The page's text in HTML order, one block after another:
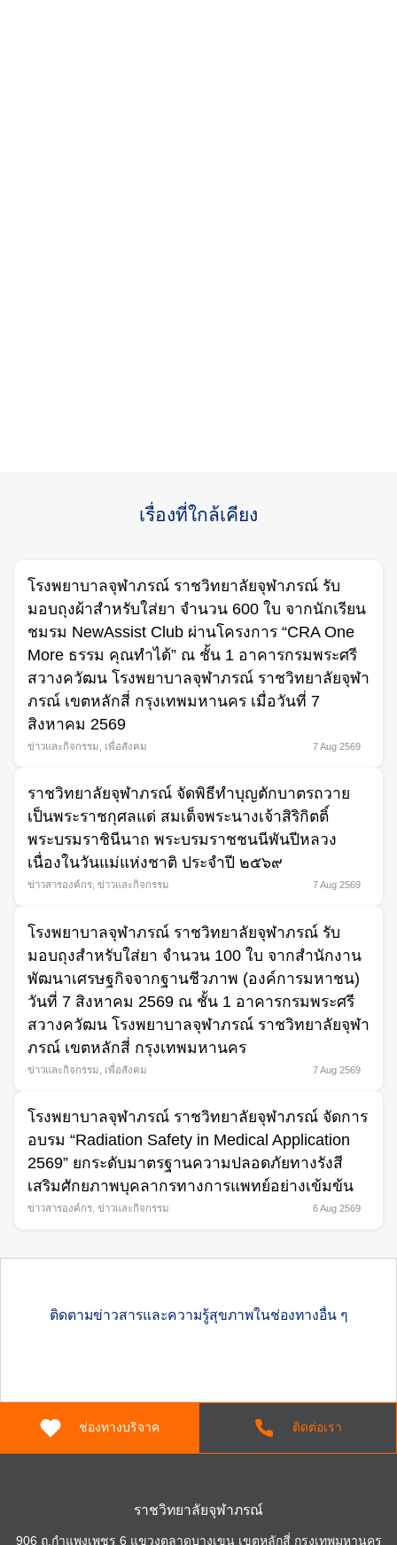
เรื่องที่ใกล้เคียง
โรงพยาบาลจุฬาภรณ์ ราชวิทยาลัยจุฬาภรณ์ รับ
มอบถุงผ้าสำหรับใส่ยา จำนวน 600 ใบ จากนักเรียน
ชมรม NewAssist Club ผ่านโครงการ “CRA One
More ธรรม คุณทำได้” ณ ชั้น 1 อาคารกรมพระศรี
สวางควัฒน โรงพยาบาลจุฬาภรณ์ ราชวิทยาลัยจุฬา
ภรณ์ เขตหลักสี่ กรุงเทพมหานคร เมื่อวันที่ 7
สิงหาคม 2569
ข่าวและกิจกรรม เพื่อสังคม 7 Aug 2569
ราชวิทยาลัยจุฬาภรณ์ จัดพิธีทำบุญตักบาตรถวาย
เป็นพระราชกุศลแด่ สมเด็จพระนางเจ้าสิริกิตติ์
พระบรมราชินีนาถ พระบรมราชชนนีพันปีหลวง
เนื่องในวันแม่แห่งชาติ ประจำปี ๒๕๖๙
ข่าวสารองค์กร, ข่าวและกิจกรรม 7 Aug 2569
โรงพยาบาลจุฬาภรณ์ ราชวิทยาลัยจุฬาภรณ์ รับ
มอบถุงสำหรับใส่ยา จำนวน 100 ใบ จากสำนักงาน
พัฒนาเศรษฐกิจจากฐานชีวภาพ (องค์การมหาชน)
วันที่ 7 สิงหาคม 2569 ณ ชั้น 1 อาคารกรมพระศรี
สวางควัฒน โรงพยาบาลจุฬาภรณ์ ราชวิทยาลัยจุฬา
ภรณ์ เขตหลักสี่ กรุงเทพมหานคร
ข่าวและกิจกรรม เพื่อสังคม 7 Aug 2569
โรงพยาบาลจุฬาภรณ์ ราชวิทยาลัยจุฬาภรณ์ จัดการ
อบรม “Radiation Safety in Medical Application
2569” ยกระดับมาตรฐานความปลอดภัยทางรังสี
เสริมศักยภาพบุคลากรทางการแพทย์อย่างเข้มข้น
ข่าวสารองค์กร ข่าวและกิจกรรม 6 Aug 2569
ติดตามข่าวสารและความรู้สุขภาพในช่องทางอื่น ๆ
ช่องทางบริจาค ติดต่อเรา
ราชวิทยาลัยจุฬาภรณ์
906 ถ.กำแพงเพชร 6 แขวงตลาดบางเขน เขตหลักสี่ กรุงเทพมหานคร